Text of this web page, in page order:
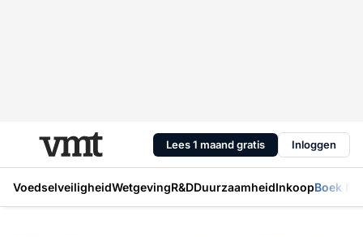
Lees 1 maand gratis Inloggen
VoedselveiligheidWetgevingR&DDuurzaamheidInkoopBoek